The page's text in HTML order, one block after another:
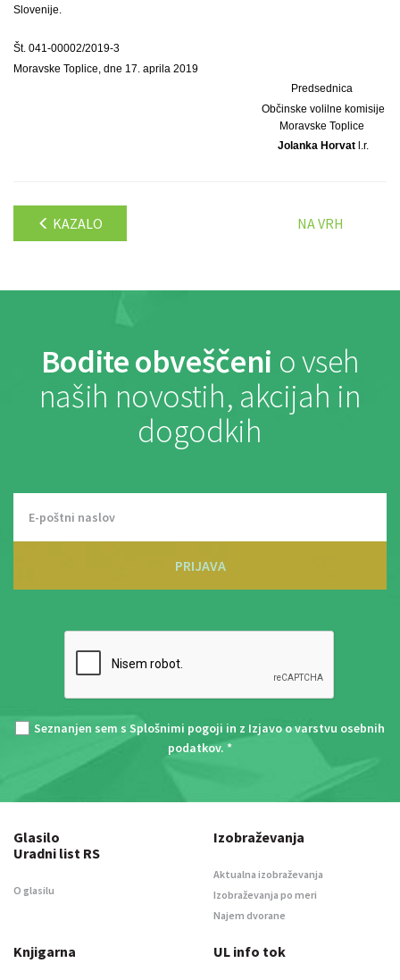
Slovenije.
Št. 041-00002/2019-3
Moravske Toplice, dne 17. aprila 2019
Predsednica
Občinske volilne komisije
Moravske Toplice
Jolanka Horvatl.r.
KAZALO NA VRH
Bodite obveščeni o vseh
naših novostih, akcijah in
dogodkih
PRIJAVA
Seznanjen sem s Splošnimi pogoji in z Izjavo o varstvu osebnih
podatkov. *
Glasilo
Uradni list RS
O glasilu
Izobraževanja
Aktualna izobraževanja
Izobraževanja po meri
Najem dvorane
Knjigarna UL info tok